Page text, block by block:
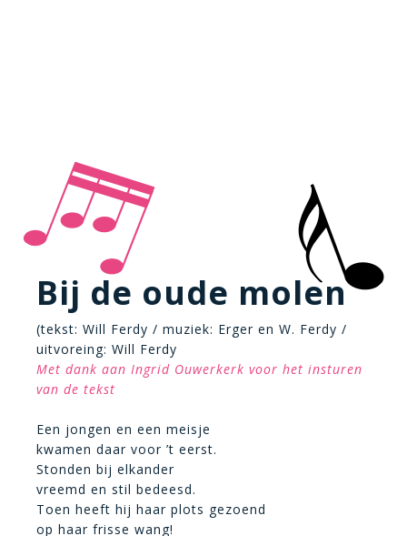
Bij de oude molen
(tekst: Will Ferdy / muziek: Erger en W. Ferdy /
uitvoreing: Will Ferdy
Met dank aan Ingrid Ouwerkerk voor het insturen
van de tekst
Een jongen en een meisje
kwamen daar voor ’t eerst.
Stonden bij elkander
vreemd en stil bedeesd.
Toen heeft hij haar plots gezoend
op haar frisse wang!